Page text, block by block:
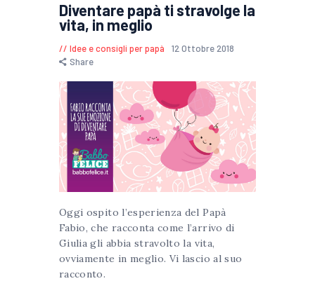
Diventare papà ti stravolge la
vita, in meglio
Idee e consigli per papà
12 Ottobre 2018
Share
Oggi ospito l’esperienza del Papà
Fabio, che racconta come l’arrivo di
Giulia gli abbia stravolto la vita,
ovviamente in meglio. Vi lascio al suo
racconto.